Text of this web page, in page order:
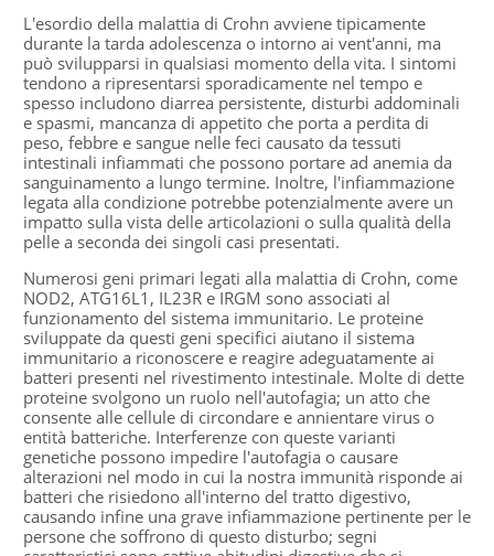
L'esordio della malattia di Crohn avviene tipicamente
durante la tarda adolescenza o intorno ai vent'anni, ma
può svilupparsi in qualsiasi momento della vita. I sintomi
tendono a ripresentarsi sporadicamente nel tempo e
spesso includono diarrea persistente, disturbi addominali
e spasmi, mancanza di appetito che porta a perdita di
peso, febbre e sangue nelle feci causato da tessuti
intestinali infiammati che possono portare ad anemia da
sanguinamento a lungo termine. Inoltre, l'infiammazione
legata alla condizione potrebbe potenzialmente avere un
impatto sulla vista delle articolazioni o sulla qualità della
pelle a seconda dei singoli casi presentati.
Numerosi geni primari legati alla malattia di Crohn, come
NOD2, ATG16L1, IL23R e IRGM sono associati al
funzionamento del sistema immunitario. Le proteine ​​
sviluppate da questi geni specifici aiutano il sistema
immunitario a riconoscere e reagire adeguatamente ai
batteri presenti nel rivestimento intestinale. Molte di dette
proteine ​​svolgono un ruolo nell'autofagia; un atto che
consente alle cellule di circondare e annientare virus o
entità batteriche. Interferenze con queste varianti
genetiche possono impedire l'autofagia o causare
alterazioni nel modo in cui la nostra immunità risponde ai
batteri che risiedono all'interno del tratto digestivo,
causando infine una grave infiammazione pertinente per le
persone che soffrono di questo disturbo; segni